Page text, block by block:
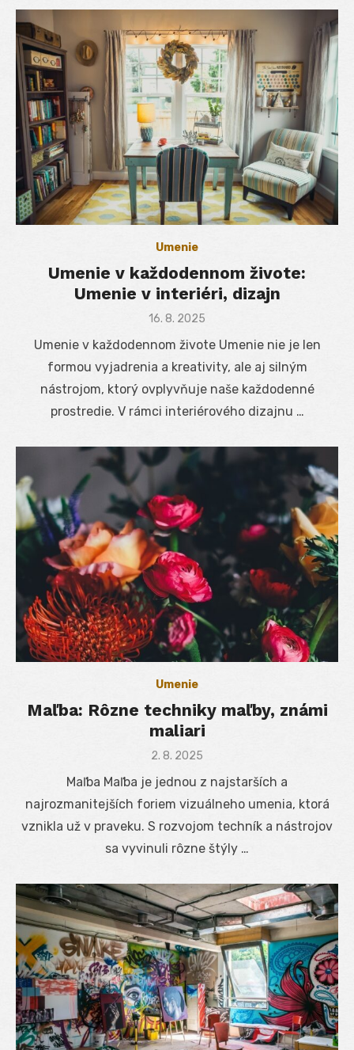
Umenie
Umenie v každodennom živote:
Umenie v interiéri, dizajn
Posted
16. 8. 2025
Umenie v každodennom živote Umenie nie je len
formou vyjadrenia a kreativity, ale aj silným
nástrojom, ktorý ovplyvňuje naše každodenné
prostredie. V rámci interiérového dizajnu …
Umenie
Maľba: Rôzne techniky maľby, známi
maliari
Posted
2. 8. 2025
Maľba Maľba je jednou z najstarších a
najrozmanitejších foriem vizuálneho umenia, ktorá
vznikla už v praveku. S rozvojom techník a nástrojov
sa vyvinuli rôzne štýly …